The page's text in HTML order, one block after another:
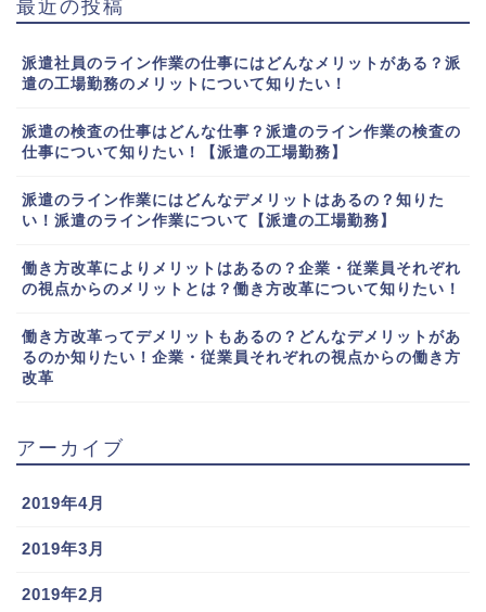
最近の投稿
派遣社員のライン作業の仕事にはどんなメリットがある？派
遣の工場勤務のメリットについて知りたい！
派遣の検査の仕事はどんな仕事？派遣のライン作業の検査の
仕事について知りたい！【派遣の工場勤務】
派遣のライン作業にはどんなデメリットはあるの？知りた
い！派遣のライン作業について【派遣の工場勤務】
働き方改革によりメリットはあるの？企業・従業員それぞれ
の視点からのメリットとは？働き方改革について知りたい！
働き方改革ってデメリットもあるの？どんなデメリットがあ
るのか知りたい！企業・従業員それぞれの視点からの働き方
改革
アーカイブ
2019年4月
2019年3月
2019年2月